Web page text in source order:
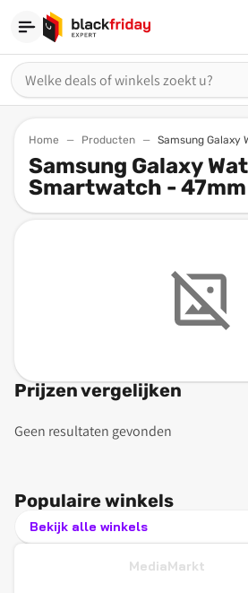
Home Producten
Samsung Galaxy
Smartwatch - 47mm
simkaart - Titanium
Prijzen vergelijken
Geen resultaten gevonden
Populaire winkels
Bekijk alle winkels
MediaMarkt